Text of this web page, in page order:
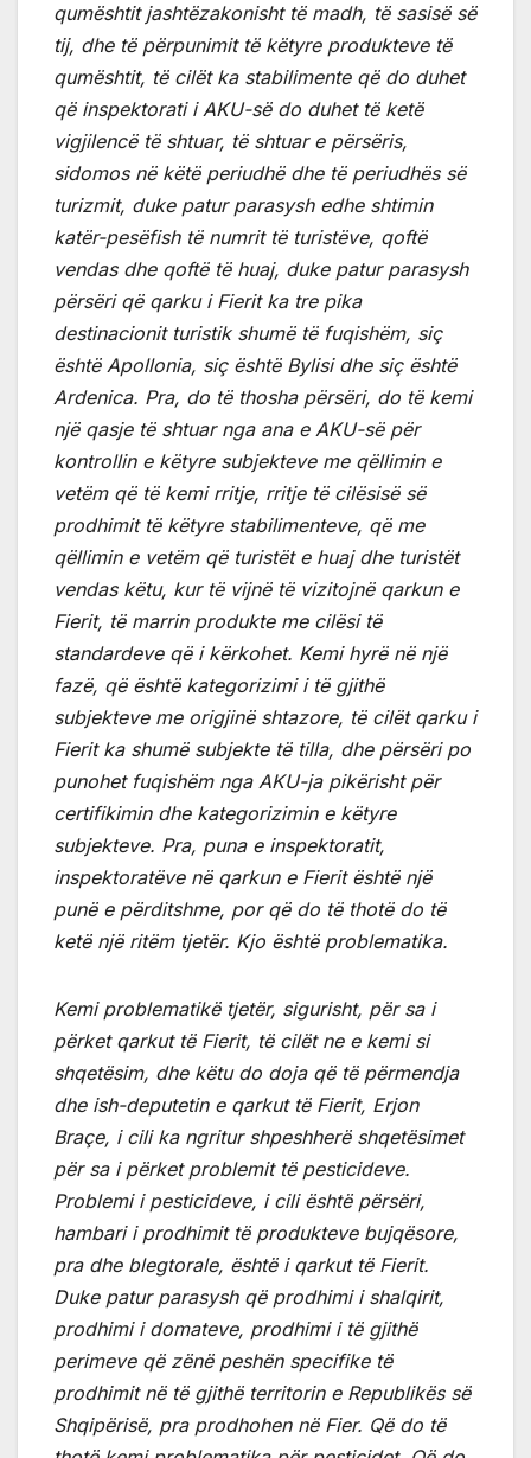
qumështit jashtëzakonisht të madh, të sasisë së
tij, dhe të përpunimit të këtyre produkteve të
qumështit, të cilët ka stabilimente që do duhet
që inspektorati i AKU-së do duhet të ketë
vigjilencë të shtuar, të shtuar e përsëris,
sidomos në këtë periudhë dhe të periudhës së
turizmit, duke patur parasysh edhe shtimin
katër-pesëfish të numrit të turistëve, qoftë
vendas dhe qoftë të huaj, duke patur parasysh
përsëri që qarku i Fierit ka tre pika
destinacionit turistik shumë të fuqishëm, siç
është Apollonia, siç është Bylisi dhe siç është
Ardenica. Pra, do të thosha përsëri, do të kemi
një qasje të shtuar nga ana e AKU-së për
kontrollin e këtyre subjekteve me qëllimin e
vetëm që të kemi rritje, rritje të cilësisë së
prodhimit të këtyre stabilimenteve, që me
qëllimin e vetëm që turistët e huaj dhe turistët
vendas këtu, kur të vijnë të vizitojnë qarkun e
Fierit, të marrin produkte me cilësi të
standardeve që i kërkohet. Kemi hyrë në një
fazë, që është kategorizimi i të gjithë
subjekteve me origjinë shtazore, të cilët qarku i
Fierit ka shumë subjekte të tilla, dhe përsëri po
punohet fuqishëm nga AKU-ja pikërisht për
certifikimin dhe kategorizimin e këtyre
subjekteve. Pra, puna e inspektoratit,
inspektoratëve në qarkun e Fierit është një
punë e përditshme, por që do të thotë do të
ketë një ritëm tjetër. Kjo është problematika.
Kemi problematikë tjetër, sigurisht, për sa i
përket qarkut të Fierit, të cilët ne e kemi si
shqetësim, dhe këtu do doja që të përmendja
dhe ish-deputetin e qarkut të Fierit, Erjon
Braçe, i cili ka ngritur shpeshherë shqetësimet
për sa i përket problemit të pesticideve.
Problemi i pesticideve, i cili është përsëri,
hambari i prodhimit të produkteve bujqësore,
pra dhe blegtorale, është i qarkut të Fierit.
Duke patur parasysh që prodhimi i shalqirit,
prodhimi i domateve, prodhimi i të gjithë
perimeve që zënë peshën specifike të
prodhimit në të gjithë territorin e Republikës së
Shqipërisë, pra prodhohen në Fier. Që do të